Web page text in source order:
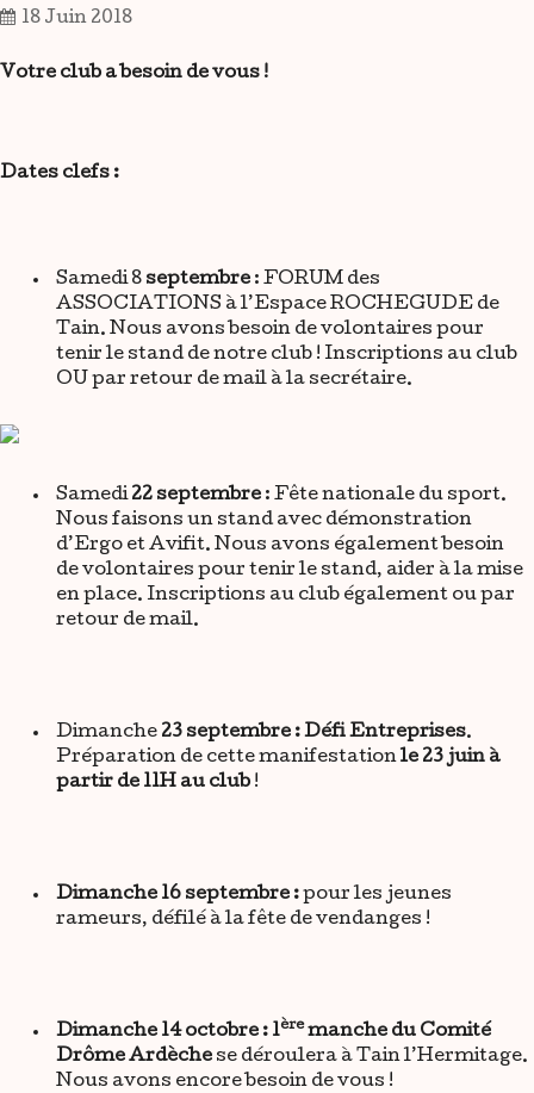
18 Juin 2018
Votre club a besoin de vous !
Dates clefs :
Samedi 8 septembre : FORUM des
ASSOCIATIONS à l’Espace ROCHEGUDE de
Tain. Nous avons besoin de volontaires pour
tenir le stand de notre club ! Inscriptions au club
OU par retour de mail à la secrétaire.
Samedi22 septembre : Fête nationale du sport.
Nous faisons un stand avec démonstration
d’Ergo et Avifit. Nous avons également besoin
de volontaires pour tenir le stand, aider à la mise
en place. Inscriptions au club également ou par
retour de mail.
Dimanche 23 septembre : Défi Entreprises.
Préparation de cette manifestationle 23 juin à
partir de 11H au club !
Dimanche 16 septembre :pour les jeunes
rameurs, défilé à la fête de vendanges !
Dimanche 14 octobre : 1ère manche du Comité
Drôme Ardèche se déroulera à Tain l’Hermitage.
Nous avons encore besoin de vous !